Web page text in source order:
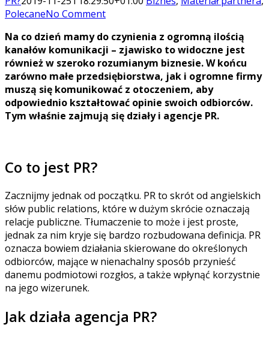
PolecaneNo Comment
Na co dzień mamy do czynienia z ogromną ilością
kanałów komunikacji – zjawisko to widoczne jest
również w szeroko rozumianym biznesie. W końcu
zarówno małe przedsiębiorstwa, jak i ogromne firmy
muszą się komunikować z otoczeniem, aby
odpowiednio kształtować opinie swoich odbiorców.
Tym właśnie zajmują się działy i agencje PR.
Co to jest PR?
Zacznijmy jednak od początku. PR to skrót od angielskich
słów public relations, które w dużym skrócie oznaczają
relacje publiczne. Tłumaczenie to może i jest proste,
jednak za nim kryje się bardzo rozbudowana definicja. PR
oznacza bowiem działania skierowane do określonych
odbiorców, mające w nienachalny sposób przynieść
danemu podmiotowi rozgłos, a także wpłynąć korzystnie
na jego wizerunek.
Jak działa agencja PR?